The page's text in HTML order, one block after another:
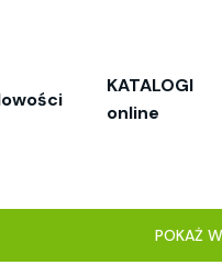
KATALOGI
online
POKAŻ